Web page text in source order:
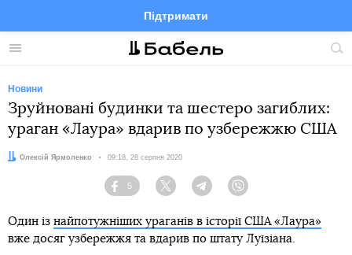
Меню
Підтримати
FacebookTelegramTwitter
Новини
Зруйновані будинки та шестеро загиблих:
ураган «Лаура» вдарив по узбережжю США
Автор:
Олексій Ярмоленко Дата:
09:18, 28 серпня 2020
Facebook
5
Twitter TelegramViber
Один із найпотужніших ураганів в історії США «Лаура»
вже досяг узбережжя та вдарив по штату Луїзіана.